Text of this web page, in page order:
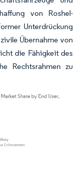
von Roshel-
Unterdrückung
Übernahme von
die Fähigkeit des
Rechtsrahmen zu